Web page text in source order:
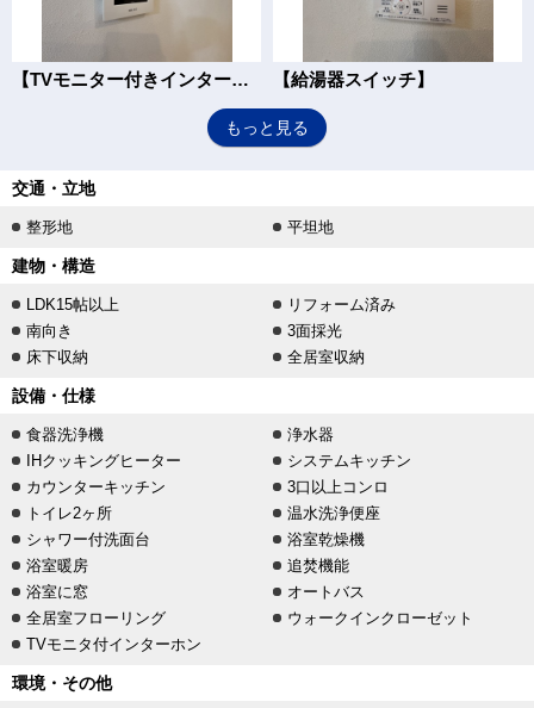
【TVモニター付きインターフォン】 【給湯器スイッチ】
もっと見る
交通・立地
整形地 平坦地
建物・構造
LDK15帖以上
リフォーム済み
南向き
3面採光
床下収納
全居室収納
設備・仕様
食器洗浄機
浄水器
IHクッキングヒーター
システムキッチン
カウンターキッチン
3口以上コンロ
トイレ2ヶ所
温水洗浄便座
シャワー付洗面台
浴室乾燥機
浴室暖房
追焚機能
浴室に窓
オートバス
全居室フローリング
ウォークインクローゼット
TVモニタ付インターホン
環境・その他